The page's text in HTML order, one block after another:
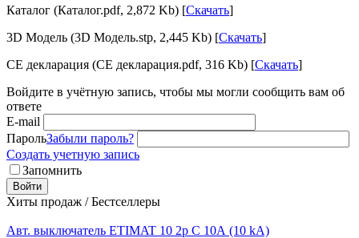
Каталог (Каталог.pdf, 2,872 Kb) [Скачать]
3D Модель (3D Модель.stp, 2,445 Kb) [Скачать]
CE декларация (CE декларация.pdf, 316 Kb) [Скачать]
Войдите в учётную запись, чтобы мы могли сообщить вам об
ответе
E-mail
ПарольЗабыли пароль?
Создать учетную запись
Запомнить
Войти
Хиты продаж / Бестселлеры
Авт. выключатель ETIMAT 10 2p C 10А (10 kA)